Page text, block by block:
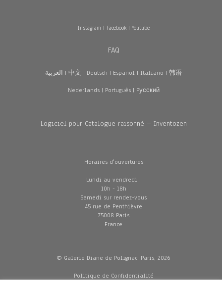
Instagram | Facebook| Youtube
FAQ
العربية | 中文 | Deutsch | Español | Italiano | 韩语
Nederlands| Português| Pусский
Logiciel pour Catalogue raisonné – Inventozen
Horaires d'ouvertures
Lundi au vendredi :
10h - 18h
Samedi sur rendez-vous
45 rue de Penthièvre
75008 Paris
France
© Galerie Diane de Polignac, Paris, 2026
Politique de Confidentialité